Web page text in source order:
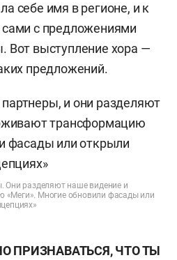
себе имя в регионе, и к
сами с предложениями
Вот выступление хора —
предложений.
разделяют наше видение и
Многие обновили фасады или
ПРИЗНАВАТЬСЯ, ЧТО ТЫ